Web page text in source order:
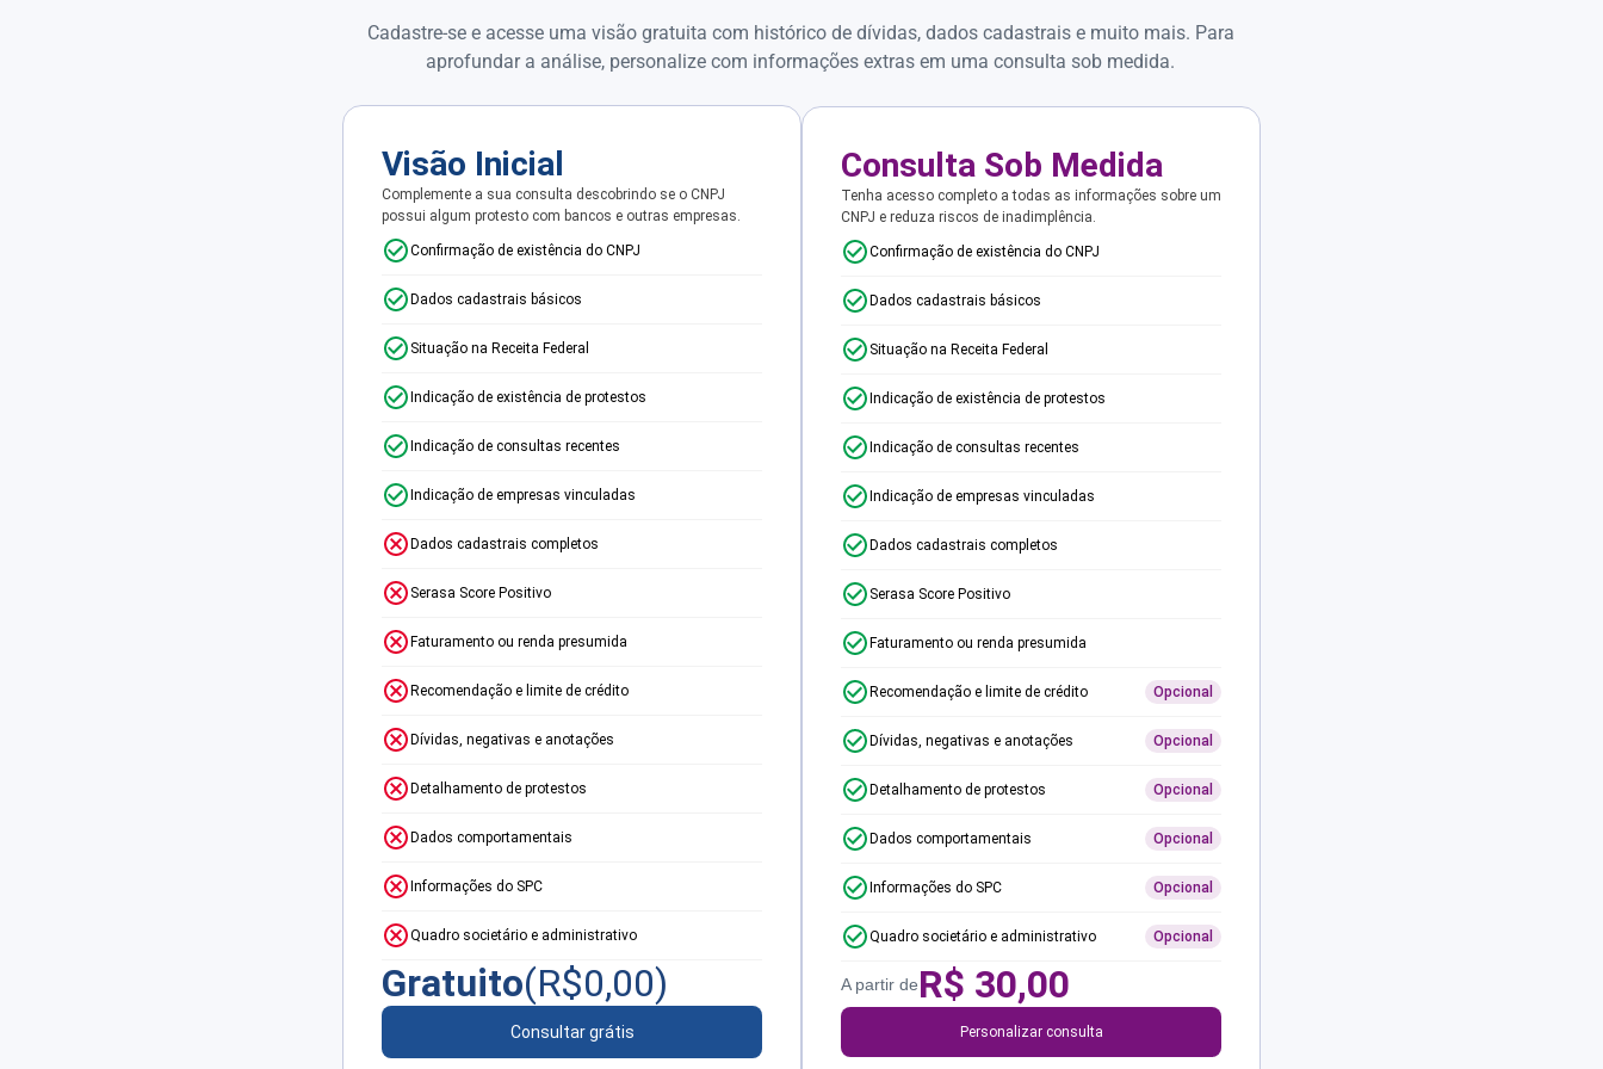
Cadastre-se e acesse uma visão gratuita com histórico de dívidas, dados cadastrais e muito mais. Para
aprofundar a análise, personalize com informações extras em uma consulta sob medida.
Visão Inicial
Complemente a sua consulta descobrindo se o CNPJ
possui algum protesto com bancos e outras empresas.
Confirmação de existência do CNPJ
Dados cadastrais básicos
Situação na Receita Federal
Indicação de existência de protestos
Indicação de consultas recentes
Indicação de empresas vinculadas
Dados cadastrais completos
Serasa Score Positivo
Faturamento ou renda presumida
Recomendação e limite de crédito
Dívidas, negativas e anotações
Detalhamento de protestos
Dados comportamentais
Informações do SPC
Quadro societário e administrativo
Gratuito(R$0,00)
Consultar grátis
Consulta Sob Medida
Tenha acesso completo a todas as informações sobre um
CNPJ e reduza riscos de inadimplência.
Confirmação de existência do CNPJ
Dados cadastrais básicos
Situação na Receita Federal
Indicação de existência de protestos
Indicação de consultas recentes
Indicação de empresas vinculadas
Dados cadastrais completos
Serasa Score Positivo
Faturamento ou renda presumida
Recomendação e limite de crédito Opcional
Dívidas, negativas e anotações Opcional
Detalhamento de protestos Opcional
Dados comportamentais Opcional
Informações do SPC Opcional
Quadro societário e administrativo Opcional
A partir deR$ 30,00
Personalizar consulta